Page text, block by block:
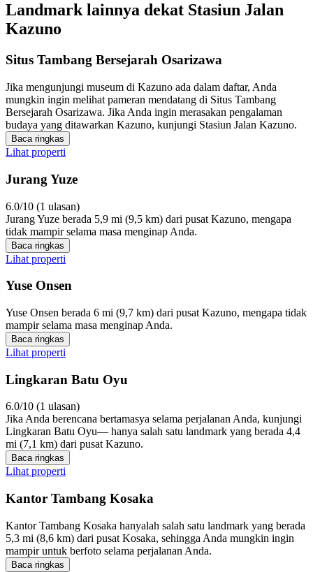
Landmark lainnya dekat Stasiun Jalan
Kazuno
Situs Tambang Bersejarah Osarizawa
Jika mengunjungi museum di Kazuno ada dalam daftar, Anda
mungkin ingin melihat pameran mendatang di Situs Tambang
Bersejarah Osarizawa. Jika Anda ingin merasakan pengalaman
budaya yang ditawarkan Kazuno, kunjungi Stasiun Jalan Kazuno.
Baca ringkas
Lihat properti
Jurang Yuze
6.0/10 (1 ulasan)
Jurang Yuze berada 5,9 mi (9,5 km) dari pusat Kazuno, mengapa
tidak mampir selama masa menginap Anda.
Baca ringkas
Lihat properti
Yuse Onsen
Yuse Onsen berada 6 mi (9,7 km) dari pusat Kazuno, mengapa tidak
mampir selama masa menginap Anda.
Baca ringkas
Lihat properti
Lingkaran Batu Oyu
6.0/10 (1 ulasan)
Jika Anda berencana bertamasya selama perjalanan Anda, kunjungi
Lingkaran Batu Oyu— hanya salah satu landmark yang berada 4,4
mi (7,1 km) dari pusat Kazuno.
Baca ringkas
Lihat properti
Kantor Tambang Kosaka
Kantor Tambang Kosaka hanyalah salah satu landmark yang berada
5,3 mi (8,6 km) dari pusat Kosaka, sehingga Anda mungkin ingin
mampir untuk berfoto selama perjalanan Anda.
Baca ringkas